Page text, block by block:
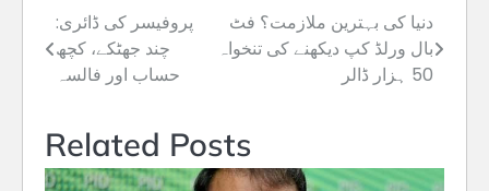
Post
navigation
پروفیسر کی ڈائری:
چند جھٹکے، کچھ
حساب اور فالسہ
دنیا کی بہترین ملازمت؟ فٹ
بال ورلڈ کپ دیکھنے کی تنخواہ
50 ہزار ڈالر
Related Posts